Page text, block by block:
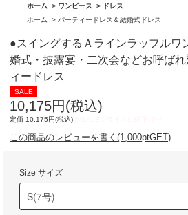
ホーム > ワンピース >
ドレス
ホーム
>パーティードレス＆結婚式ドレス
●スイングするＡラインラッフルワ
婚式・披露宴・二次会などお呼ば
ィードレス
10,175円(税込)
定価 10,175円(税込)
この商品のレビューを書く(1,000ptGET)
Size サイズ